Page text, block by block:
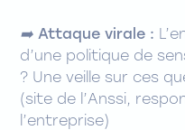
➡️Attaque virale :
d’une politique de
? Une veille sur ces
(site de l’Anssi,
l’entreprise)